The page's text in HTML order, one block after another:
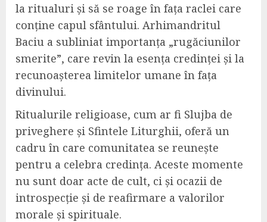
la ritualuri și să se roage în fața raclei care
conține capul sfântului. Arhimandritul
Baciu a subliniat importanța „rugăciunilor
smerite”, care revin la esența credinței și la
recunoașterea limitelor umane în fața
divinului.
Ritualurile religioase, cum ar fi Slujba de
priveghere și Sfintele Liturghii, oferă un
cadru în care comunitatea se reunește
pentru a celebra credința. Aceste momente
nu sunt doar acte de cult, ci și ocazii de
introspecție și de reafirmare a valorilor
morale și spirituale.